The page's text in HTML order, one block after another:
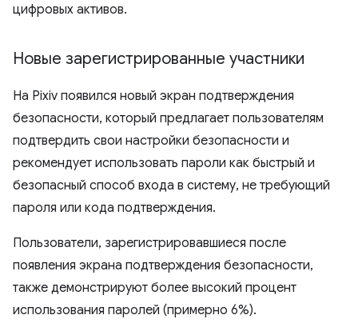
цифровых активов.
Новые зарегистрированные участники
На Pixiv появился новый экран подтверждения
безопасности, который предлагает пользователям
подтвердить свои настройки безопасности и
рекомендует использовать пароли как быстрый и
безопасный способ входа в систему, не требующий
пароля или кода подтверждения.
Пользователи, зарегистрировавшиеся после
появления экрана подтверждения безопасности,
также демонстрируют более высокий процент
использования паролей (примерно 6%).